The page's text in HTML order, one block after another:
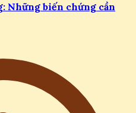
Những biến chứng cần